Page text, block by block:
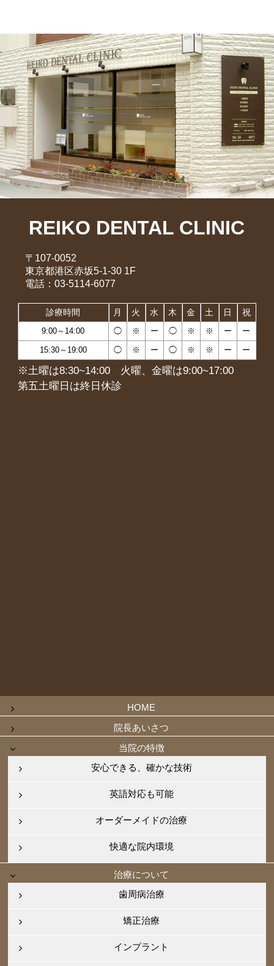
REIKO DENTAL CLINIC
〒107-0052
東京都港区赤坂5-1-30 1F
電話：03-5114-6077
診療時間 月 火 水 木 金 土 日 祝
9:00～14:00 ◯ ※ ー ◯ ※ ※ ー ー
15:30～19:00 ◯ ※ ー ◯ ※ ※ ー ー
※土曜は8:30~14:00 火曜、金曜は9:00~17:00
第五土曜日は終日休診
HOME
院長あいさつ
当院の特徴
安心できる、確かな技術
英語対応も可能
オーダーメイドの治療
快適な院内環境
治療について
歯周病治療
矯正治療
インプラント